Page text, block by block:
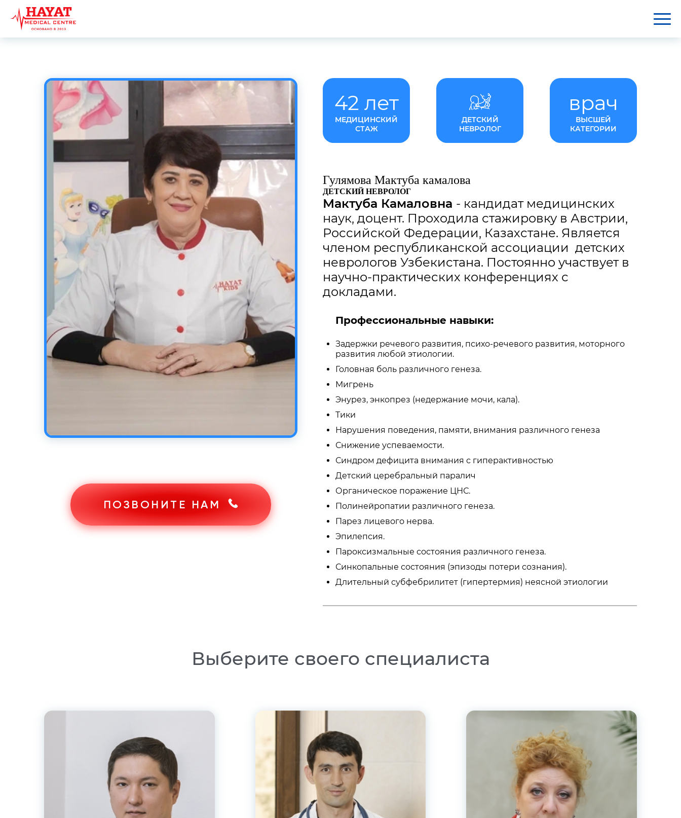
ПОЗВОНИТЕ НАМ
42 лет
МЕДИЦИНСКИЙ
СТАЖ
ДЕТСКИЙ
НЕВРОЛОГ
врач
ВЫСШЕЙ
КАТЕГОРИИ
Гулямова Мактуба камалова
ДЕТСКИЙ НЕВРОЛОГ
Мактуба Камаловна - кандидат медицинских
наук, доцент. Проходила стажировку в Австрии,
Российской Федерации, Казахстане. Является
членом республиканской ассоциации детских
неврологов Узбекистана. Постоянно участвует в
научно-практических конференциях с
докладами.
Профессиональные навыки:
Задержки речевого развития, психо-речевого развития, моторного
развития любой этиологии.
Головная боль различного генеза.
Мигрень
Энурез, энкопрез (недержание мочи, кала).
Тики
Нарушения поведения, памяти, внимания различного генеза
Снижение успеваемости.
Синдром дефицита внимания с гиперактивностью
Детский церебральный паралич
Органическое поражение ЦНС.
Полинейропатии различного генеза.
Парез лицевого нерва.
Эпилепсия.
Пароксизмальные состояния различного генеза.
Синкопальные состояния (эпизоды потери сознания).
Длительный субфебрилитет (гипертермия) неясной этиологии
Выберите своего специалиста